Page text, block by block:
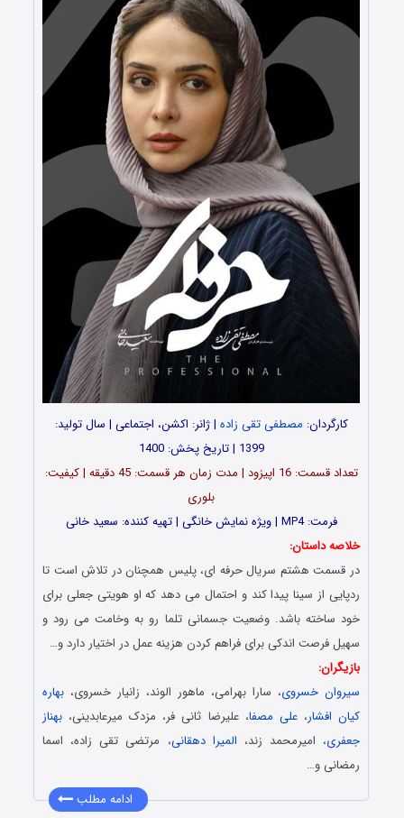
کارگردان: مصطفی تقی زاده | ژانر: اکشن، اجتماعی | سال تولید:
1399 | تاریخ پخش: 1400
تعداد قسمت: 16 اپیزود | مدت زمان هر قسمت: 45 دقیقه | کیفیت:
بلوری
فرمت: MP4 | ویژه نمایش خانگی | تهیه کننده: سعید خانی
خلاصه داستان:
در قسمت هشتم سریال حرفه ای، پلیس همچنان در تلاش است تا
ردپایی از سینا پیدا کند و احتمال می دهد که او هویتی جعلی برای
خود ساخته باشد. وضعیت جسمانی تلما رو به وخامت می رود و
سهیل فرصت اندکی برای فراهم کردن هزینه عمل در اختیار دارد و…
بازیگران:
سیروان خسروی، سارا بهرامی، ماهور الوند، زانیار خسروی، بهاره
کیان افشار،علی مصفا، علیرضا ثانی فر، مزدک میرعابدینی، بهناز
جعفری، امیرمحمد زند، المیرا دهقانی، مرتضی تقی زاده، اسما
رمضانی و…
ادامه مطلب